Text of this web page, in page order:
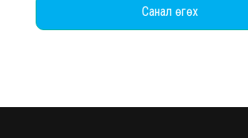
Санал өгөх